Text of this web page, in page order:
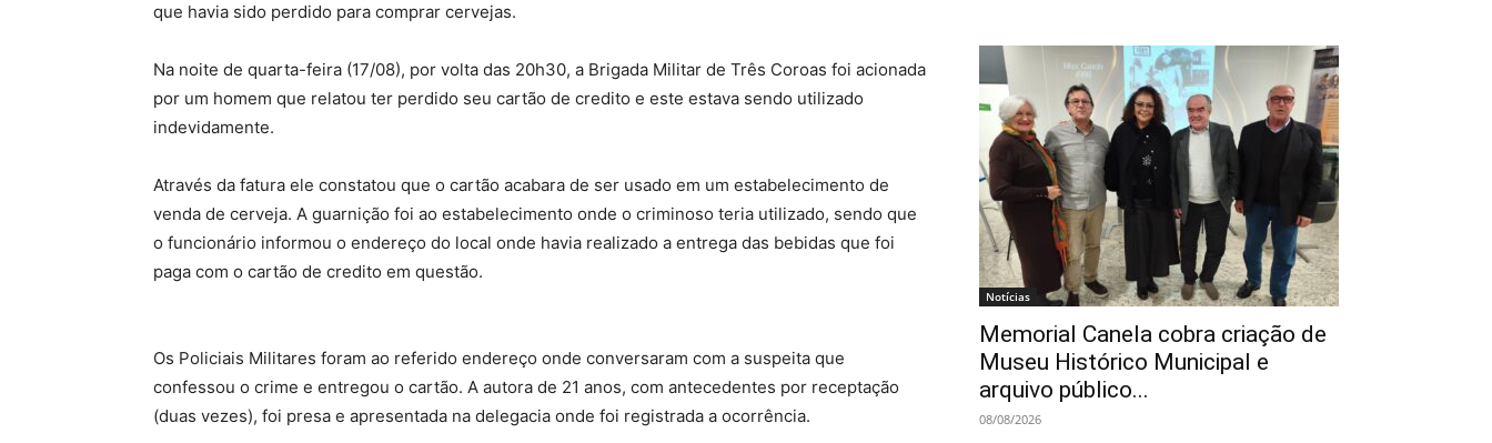
que havia sido perdido para comprar cervejas.
Na noite de quarta-feira (17/08), por volta das 20h30, a Brigada Militar de Três Coroas foi acionada
por um homem que relatou ter perdido seu cartão de credito e este estava sendo utilizado
indevidamente.
Através da fatura ele constatou que o cartão acabara de ser usado em um estabelecimento de
venda de cerveja. A guarnição foi ao estabelecimento onde o criminoso teria utilizado, sendo que
o funcionário informou o endereço do local onde havia realizado a entrega das bebidas que foi
paga com o cartão de credito em questão.
Os Policiais Militares foram ao referido endereço onde conversaram com a suspeita que
confessou o crime e entregou o cartão. A autora de 21 anos, com antecedentes por receptação
(duas vezes), foi presa e apresentada na delegacia onde foi registrada a ocorrência.
Notícias
Memorial Canela cobra criação de
Museu Histórico Municipal e
arquivo público...
08/08/2026